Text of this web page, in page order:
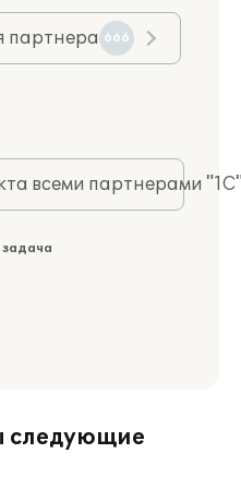
партнера 666
всеми партнерами
следующие